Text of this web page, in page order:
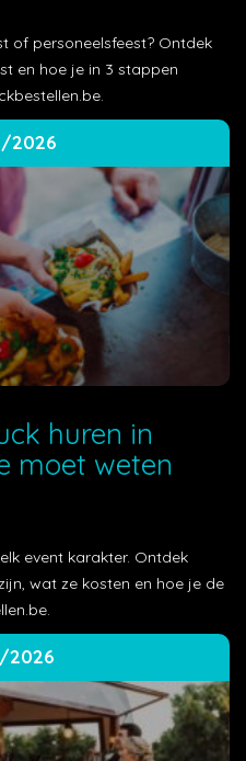
of personeelsfeest? Ontdek
en hoe je in 3 stappen
2026
huren in
moet weten
event karakter. Ontdek
wat ze kosten en hoe je de
2026